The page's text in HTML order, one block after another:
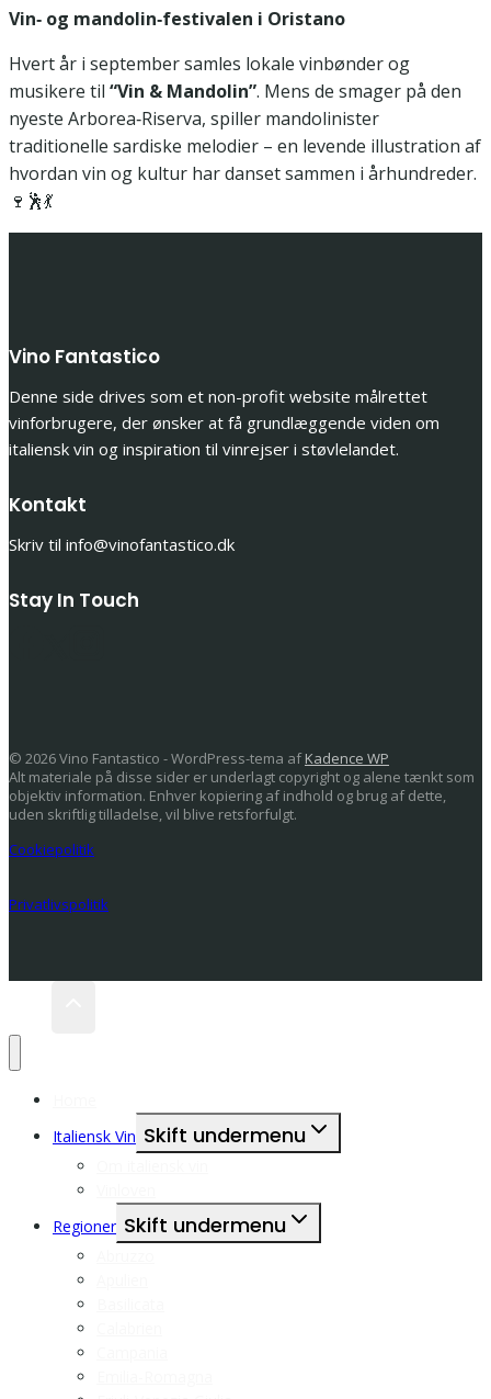
Vin‑ og mandolin‑festivalen i Oristano
Hvert år i september samles lokale vinbønder og
musikere til “Vin & Mandolin”. Mens de smager på den
nyeste Arborea‑Riserva, spiller mandolinister
traditionelle sardiske melodier – en levende illustration af
hvordan vin og kultur har danset sammen i århundreder.
🍷🕺💃
Vino Fantastico
Denne side drives som et non-profit website målrettet
vinforbrugere, der ønsker at få grundlæggende viden om
italiensk vin og inspiration til vinrejser i støvlelandet.
Kontakt
Skriv til info@vinofantastico.dk
Stay In Touch
© 2026 Vino Fantastico - WordPress-tema afKadence WP
Alt materiale på disse sider er underlagt copyright og alene tænkt som
objektiv information. Enhver kopiering af indhold og brug af dette,
uden skriftlig tilladelse, vil blive retsforfulgt.
Cookiepolitik
Privatlivspolitik
Italiensk Vin Skift undermenu
Regioner Skift undermenu